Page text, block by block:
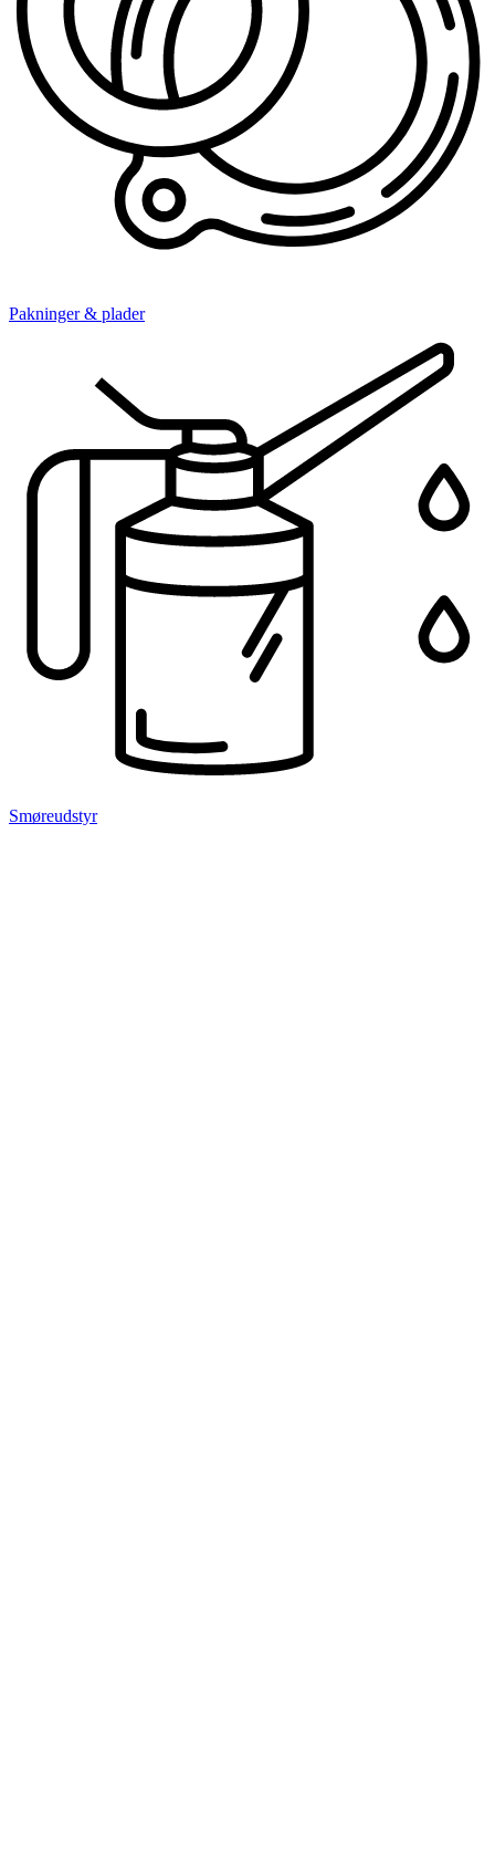
Pakninger & plader
Smøreudstyr